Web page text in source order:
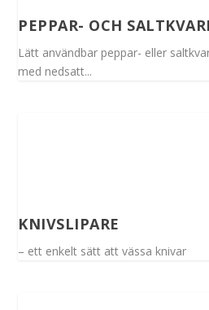
PEPPAR- OCH
Lätt användbar peppar- eller
med nedsatt...
KNIVSLIPARE
– ett enkelt sätt att vässa knivar